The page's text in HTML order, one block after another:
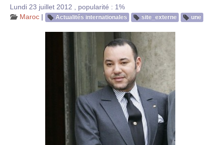
Lundi 23 juillet 2012
popularité : 1%
Maroc | Actualités internationales site_externe une